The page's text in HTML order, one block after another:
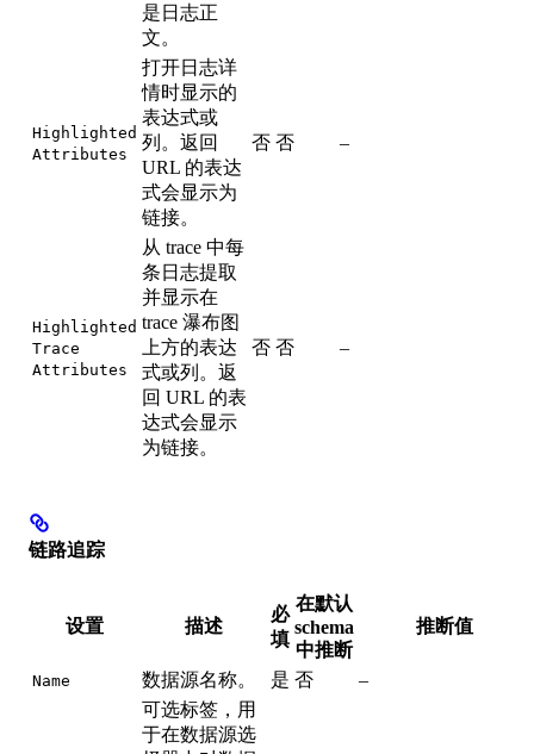
是日志正
文。
Highlighted
Attributes
打开日志详
情时显示的
表达式或
列。返回
URL 的表达
式会显示为
链接。
否 否 –
Highlighted
Trace
Attributes
从 trace 中每
条日志提取
并显示在
trace 瀑布图
上方的表达
式或列。返
回 URL 的表
达式会显示
为链接。
否 否 –
链路追踪
设置 描述
必
填
在默认
schema
中推断
推断值
Name 数据源名称。 是 否
–
可选标签，用
于在数据源选